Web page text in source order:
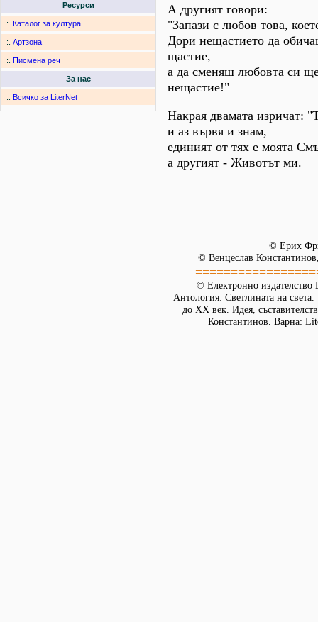
Ресурси
:. Каталог за култура
:. Артзона
:. Писмена реч
За нас
:. Всичко за LiterNet
А другият говори:
"Запази с любов това,
Дори нещастието да
щастие,
а да сменяш любовта си
нещастие!"
Накрая двамата изричат:
и аз вървя и знам,
единият от тях е моята
а другият - Животът ми.
© Ерих
© Венцеслав
© Електронно издателство
Антология: Светлината на
до XX век. Идея,
Константинов. Варна: